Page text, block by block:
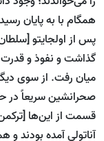
همگام با به پایان
پس از اولجایتو
گذاشت و نفوذ و قدرت
میان رفت. از سوی
صحرانشین سریعاً در
قسمت از این‌ها
آناتولی آمده بودند